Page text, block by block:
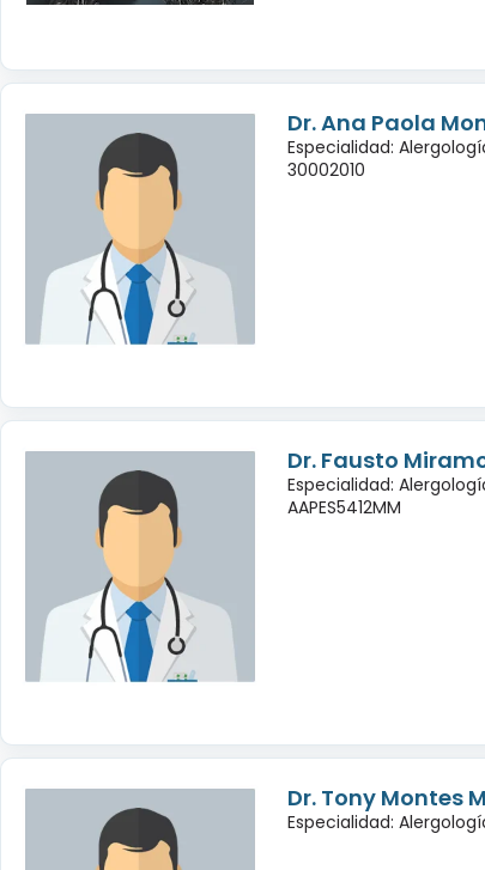
Dr. Ana Paola
Especialidad:
30002010
Dr. Fausto
Especialidad:
AAPES5412MM
Dr. Tony Montes
Especialidad: